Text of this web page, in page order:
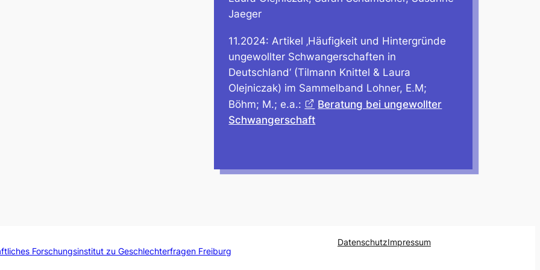
Jaeger
11.2024: Artikel ‚Häufigkeit und Hintergründe
ungewollter Schwangerschaften in
Deutschland‘ (Tilmann Knittel & Laura
Olejniczak) im Sammelband Lohner, E.M;
Böhm; M.; e.a.:
Beratung bei ungewollter
Schwangerschaft
Forschungsinstitut zu Geschlechterfragen Freiburg
DatenschutzImpressum